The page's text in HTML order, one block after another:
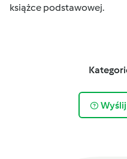
książce podstawowej.